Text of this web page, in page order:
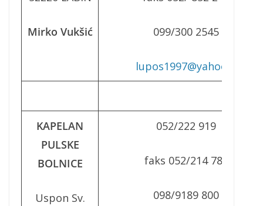
Mirko Vukšić 099/300 2545
lupos1997@yahoo.it
KAPELAN
PULSKE
BOLNICE
Uspon Sv.
052/222 919
faks 052/214 785
098/9189 800